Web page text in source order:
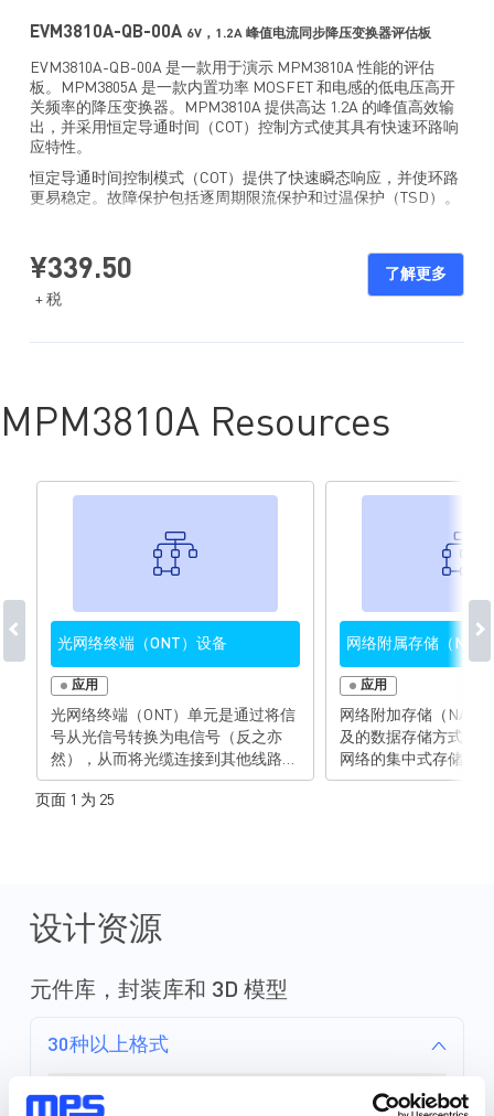
EVM3810A-QB-00A 6V，1.2A 峰值电流同步降压变换器评估板
EVM3810A-QB-00A 是一款用于演示 MPM3810A 性能的评估
板。MPM3805A 是一款内置功率 MOSFET 和电感的低电压高开
关频率的降压变换器。MPM3810A 提供高达 1.2A 的峰值高效输
出，并采用恒定导通时间（COT）控制方式使其具有快速环路响
应特性。
恒定导通时间控制模式（COT）提供了快速瞬态响应，并使环路
更易稳定。故障保护包括逐周期限流保护和过温保护（TSD）。
¥339.50
+ 税
了解更多
MPM3810A Resources
光网络终端（ONT）设备
应用
光网络终端（ONT）单元是通过将信
号从光信号转换为电信号（反之亦
然），从而将光缆连接到其他线路
（例如以太网和电话线）的设备。尽
管这些设备从电源中获取电力，但在
连接。随着数据流量的持续增长，不
断增长的需求也必须符合新的标准，
快的速度实现更大的吞吐量和带宽。
MPS全面的电源解决方案组合包括了
器、线性稳压器、MOSFET驱动器、
和监控电路。这些创新高效的组件为
可靠、安全地为ONT单元供电提供了
网络附属存储（NAS
应用
网络附加存储（NAS
及的数据存储方式。
网络的集中式存储服
络中的任何授权用户
载开关、降压变换器
动器以及模拟开关。
活的组件以更小的封
页面 1 为 25
设计资源
元件库，封装库和 3D 模型
30种以上格式